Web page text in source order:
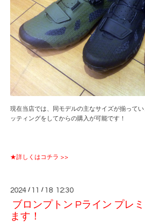
現在当店では、同モデルの主なサイズが揃って
ッティングをしてからの購入が可能です！
★詳しくはコチラ >>
2024 / 11 / 18 12:30
ブロンプトン Pライン プレ
ます！